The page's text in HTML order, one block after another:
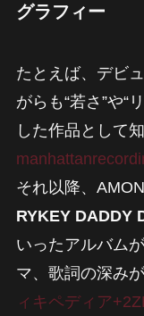
グラフィー
たとえば、デビ
がらも“若さ”や“
した作品として
それ以降、
RYKEY DADDY
いったアルバム
マ、歌詞の深み
ィキペディア